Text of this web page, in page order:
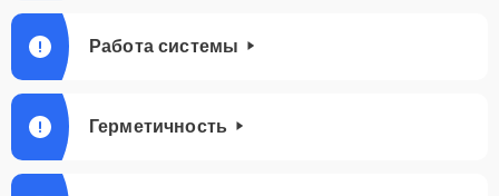
Работа системы
Герметичность